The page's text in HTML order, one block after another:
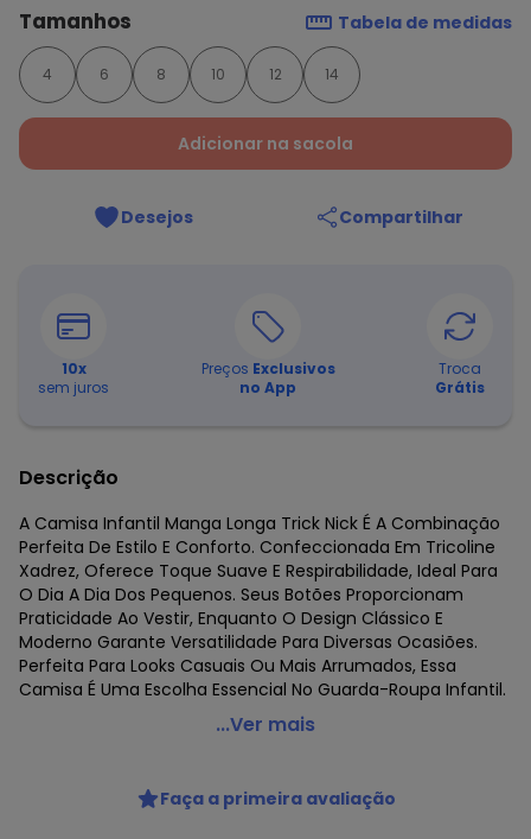
Tamanhos Tabela de medidas
4 6 8 10 12 14
Adicionar na sacola
Desejos Compartilhar
10x
sem juros
Preços Exclusivos
no App
Troca
Grátis
Descrição
A Camisa Infantil Manga Longa Trick Nick É A Combinação
Perfeita De Estilo E Conforto. Confeccionada Em Tricoline
Xadrez, Oferece Toque Suave E Respirabilidade, Ideal Para
O Dia A Dia Dos Pequenos. Seus Botões Proporcionam
Praticidade Ao Vestir, Enquanto O Design Clássico E
Moderno Garante Versatilidade Para Diversas Ocasiões.
Perfeita Para Looks Casuais Ou Mais Arrumados, Essa
Camisa É Uma Escolha Essencial No Guarda-Roupa Infantil.
Trick Nick - Camisa Infantil Manga Longa Verde
Fornecedor: ROVITEX IND E COM DE MALHAS LTDA / CNPJ
79.233.672/0010-98
...Ver mais
Faça a primeira avaliação